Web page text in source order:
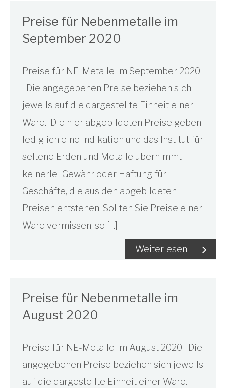
Preise für Nebenmetalle im
September 2020
Preise für NE-Metalle im September 2020
Die angegebenen Preise beziehen sich
jeweils auf die dargestellte Einheit einer
Ware. Die hier abgebildeten Preise geben
lediglich eine Indikation und das Institut für
seltene Erden und Metalle übernimmt
keinerlei Gewähr oder Haftung für
Geschäfte, die aus den abgebildeten
Preisen entstehen. Sollten Sie Preise einer
Ware vermissen, so […]
Weiterlesen
Preise für Nebenmetalle im
August 2020
Preise für NE-Metalle im August 2020 Die
angegebenen Preise beziehen sich jeweils
auf die dargestellte Einheit einer Ware.